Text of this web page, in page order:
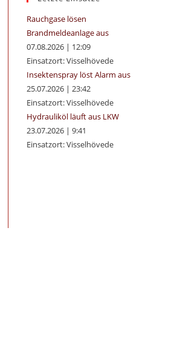
Rauchgase lösen
Brandmeldeanlage aus
07.08.2026| 12:09
Einsatzort: Visselhövede
Insektenspray löst Alarm aus
25.07.2026| 23:42
Einsatzort: Visselhövede
Hydrauliköl läuft aus LKW
23.07.2026| 9:41
Einsatzort: Visselhövede